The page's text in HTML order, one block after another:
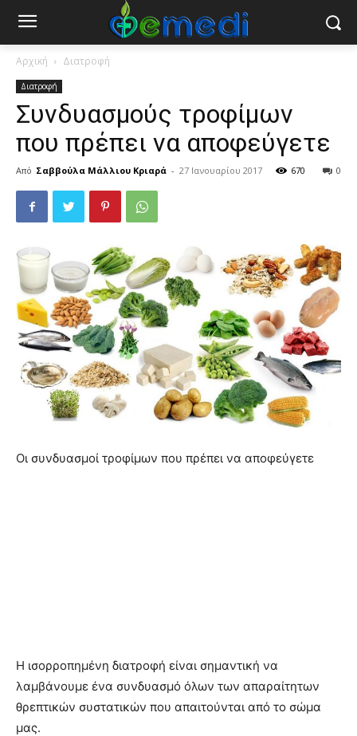
Αρχική Διατροφή
Διατροφή
Συνδυασμούς τροφίμων
που πρέπει να αποφεύγετε
Από Σαββούλα Μάλλιου Κριαρά - 27 Ιανουαρίου 2017 0
670
Οι συνδυασμοί τροφίμων που πρέπει να αποφεύγετε
Η ισορροπημένη διατροφή είναι σημαντική να
λαμβάνουμε ένα συνδυασμό όλων των απαραίτητων
θρεπτικών συστατικών που απαιτούνται από το σώμα
μας.